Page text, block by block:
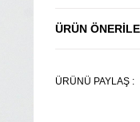
ÜRÜN
ÜRÜNÜ PAYLAŞ :